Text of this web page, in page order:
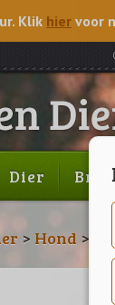
Klik hier voor
Dier
> Hond >